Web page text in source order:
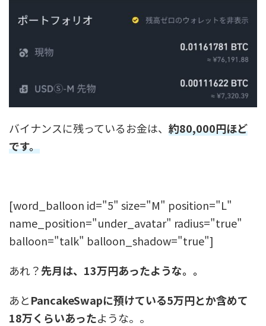
バイナンスに残っているお金は、 約80,000円ほど
です。
[word_balloon id="5" size="M" position="L"
name_position="under_avatar" radius="true"
balloon="talk" balloon_shadow="true"]
あれ？先月は、13万円あったような。。
あとPancakeSwapに預けている5万円とか含めて
18万くらいあったような。。